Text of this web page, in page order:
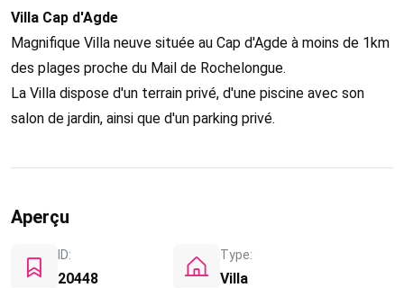
Villa Cap d'Agde
Magnifique Villa neuve située au Cap d'Agde à moins de 1km
des plages proche du Mail de Rochelongue.
La Villa dispose d'un terrain privé, d'une piscine avec son
salon de jardin, ainsi que d'un parking privé.
Aperçu
ID:
20448
Type:
Villa